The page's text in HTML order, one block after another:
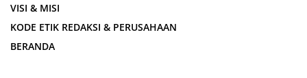
VISI & MISI
KODE ETIK REDAKSI & PERUSAHAAN
BERANDA